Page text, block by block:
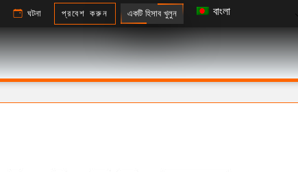
ঘটনা প্রবেশ করুন একটি হিসাব খুলুন বাংলা